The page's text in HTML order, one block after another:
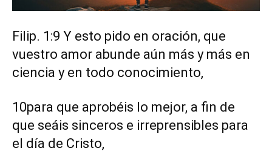
Filip. 1:9 Y esto pido en oración, que
vuestro amor abunde aún más y más en
ciencia y en todo conocimiento,
10para que aprobéis lo mejor, a fin de
que seáis sinceros e irreprensibles para
el día de Cristo,